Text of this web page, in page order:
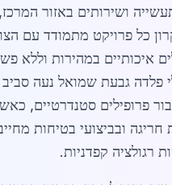
ושירותים באזור
כל פרויקט מתמודד עם
איכותיים במהירות וללא
פרופילים סטנדרטיים,
חריגה ובביצועי בטיחות
רגולציה קפדניות.